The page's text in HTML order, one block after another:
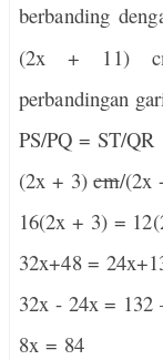
berbanding
(2x + 11)
perbandingan
PS/PQ = ST/QR
(2x + 3)cm/(2x
16(2x + 3) = 12
32x+48 =
32x - 24x = 132
8x = 84